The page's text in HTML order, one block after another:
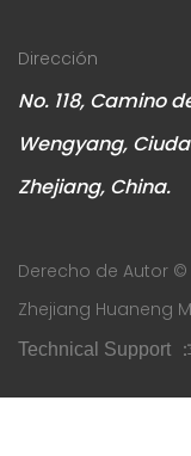
Dirección
No. 118, Camino
Wengyang,
Zhejiang, China.
Derecho de Autor ©
Zhejiang Huaneng
Technical Support